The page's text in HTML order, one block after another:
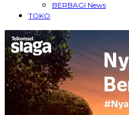
BERBAGI News
TOKO